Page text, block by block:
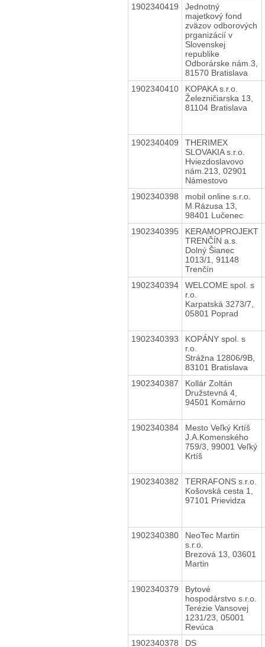
1902340419
Jednotný
majetkový fond
zväzov odborových
prganizácií v
Slovenskej
republike
Odborárske nám.3,
81570 Bratislava
1902340410
KOPAKA s.r.o.
Železničiarska 13,
81104 Bratislava
1902340409
THERIMEX
SLOVAKIA s.r.o.
Hviezdoslavovo
nám.213, 02901
Námestovo
1902340398
mobil online s.r.o.
M.Rázusa 13,
98401 Lučenec
1902340395
KERAMOPROJEKT
TRENČÍN a.s.
Dolný Šianec
1013/1, 91148
Trenčín
1902340394
WELCOME spol. s
r.o.
Karpatská 3273/7,
05801 Poprad
1902340393
KOPÁNY spol. s
r.o.
Strážna 12806/9B,
83101 Bratislava
1902340387
Kollár Zoltán
Družstevná 4,
94501 Komárno
1902340384
Mesto Veľký Krtíš
J.A.Komenského
759/3, 99001 Veľký
Krtíš
1902340382
TERRAFONS s.r.o.
Košovská cesta 1,
97101 Prievidza
1902340380
NeoTec Martin
s.r.o.
Brezová 13, 03601
Martin
1902340379
Bytové
hospodárstvo s.r.o.
Terézie Vansovej
1231/23, 05001
Revúca
1902340378
DS